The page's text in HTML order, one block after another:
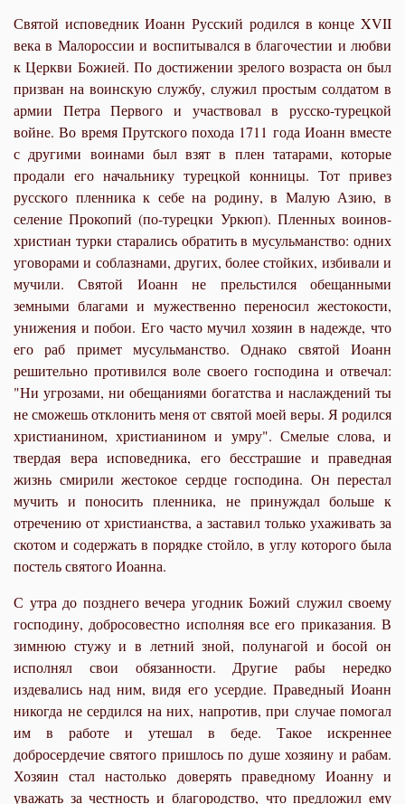
Святой исповедник Иоанн Русский родился в конце XVII
века в Малороссии и воспитывался в благочестии и любви
к Церкви Божией. По достижении зрелого возраста он был
призван на воинскую службу, служил простым солдатом в
армии Петра Первого и участвовал в русско-турецкой
войне. Во время Прутского похода 1711 года Иоанн вместе
с другими воинами был взят в плен татарами, которые
продали его начальнику турецкой конницы. Тот привез
русского пленника к себе на родину, в Малую Азию, в
селение Прокопий (по-турецки Уркюп). Пленных воинов-
христиан турки старались обратить в мусульманство: одних
уговорами и соблазнами, других, более стойких, избивали и
мучили. Святой Иоанн не прельстился обещанными
земными благами и мужественно переносил жестокости,
унижения и побои. Его часто мучил хозяин в надежде, что
его раб примет мусульманство. Однако святой Иоанн
решительно противился воле своего господина и отвечал:
"Ни угрозами, ни обещаниями богатства и наслаждений ты
не сможешь отклонить меня от святой моей веры. Я родился
христианином, христианином и умру". Смелые слова, и
твердая вера исповедника, его бесстрашие и праведная
жизнь смирили жестокое сердце господина. Он перестал
мучить и поносить пленника, не принуждал больше к
отречению от христианства, а заставил только ухаживать за
скотом и содержать в порядке стойло, в углу которого была
постель святого Иоанна.
С утра до позднего вечера угодник Божий служил своему
господину, добросовестно исполняя все его приказания. В
зимнюю стужу и в летний зной, полунагой и босой он
исполнял свои обязанности. Другие рабы нередко
издевались над ним, видя его усердие. Праведный Иоанн
никогда не сердился на них, напротив, при случае помогал
им в работе и утешал в беде. Такое искреннее
добросердечие святого пришлось по душе хозяину и рабам.
Хозяин стал настолько доверять праведному Иоанну и
уважать за честность и благородство, что предложил ему